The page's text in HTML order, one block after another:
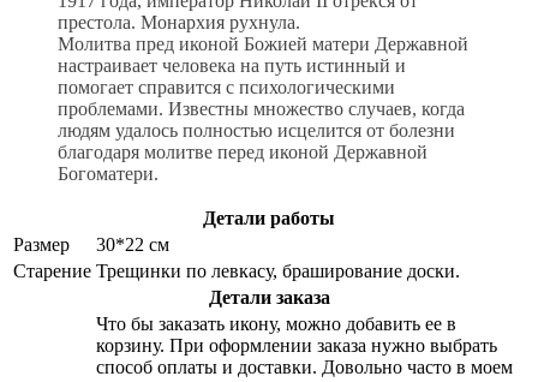
престола. Монархия рухнула.
Молитва пред иконой Божией матери Державной
настраивает человека на путь истинный и
помогает справится с психологическими
проблемами. Известны множество случаев, когда
людям удалось полностью исцелится от болезни
благодаря молитве перед иконой Державной
Богоматери.
Детали работы
Размер
30*22 см
Старение Трещинки по левкасу, браширование доски.
Детали заказа
Что бы заказать икону, можно добавить ее в
корзину. При оформлении заказа нужно выбрать
способ оплаты и доставки. Довольно часто в моем